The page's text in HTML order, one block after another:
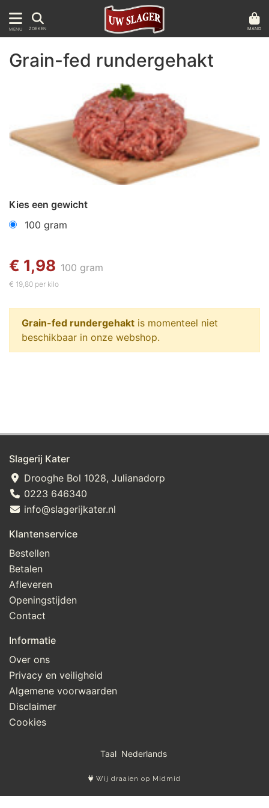
MENU ZOEKEN MAND
Grain-fed rundergehakt
Kies een gewicht
100 gram
€ 1,98 100 gram
€ 19,80 per kilo
Grain-fed rundergehakt is momenteel niet
beschikbaar in onze webshop.
Slagerij Kater
Drooghe Bol 1028, Julianadorp
0223 646340
info@slagerijkater.nl
Klantenservice
Bestellen
Betalen
Afleveren
Openingstijden
Contact
Informatie
Over ons
Privacy en veiligheid
Algemene voorwaarden
Disclaimer
Cookies
Taal
Wij draaien op Midmid